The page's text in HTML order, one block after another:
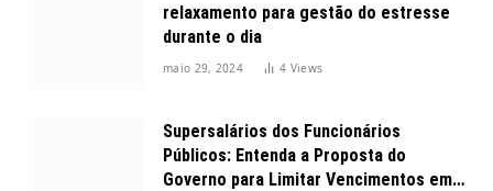
relaxamento para gestão do estresse
durante o dia
maio 29, 2024 4 Views
Supersalários dos Funcionários
Públicos: Entenda a Proposta do
Governo para Limitar Vencimentos em